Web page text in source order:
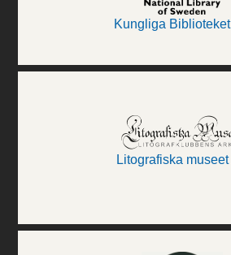
Kungliga Biblioteket
Litografiska museet